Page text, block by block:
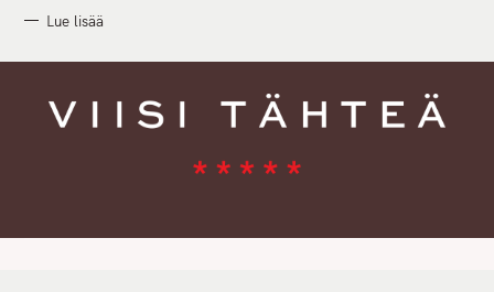
Lue lisää